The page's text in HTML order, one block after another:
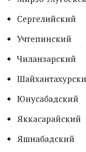
Сергелийский
Учтепинский
Чиланзарский
Юнусабадский
Яккасарайский
Яшнабадский